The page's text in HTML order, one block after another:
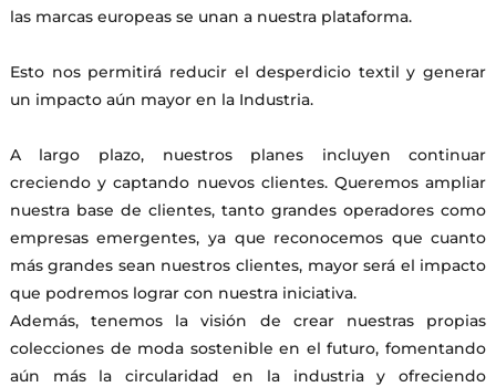
las marcas europeas se unan a nuestra plataforma.
Esto nos permitirá reducir el desperdicio textil y generar
un impacto aún mayor en la Industria.
A largo plazo, nuestros planes incluyen continuar
creciendo y captando nuevos clientes. Queremos ampliar
nuestra base de clientes, tanto grandes operadores como
empresas emergentes, ya que reconocemos que cuanto
más grandes sean nuestros clientes, mayor será el impacto
que podremos lograr con nuestra iniciativa.
Además, tenemos la visión de crear nuestras propias
colecciones de moda sostenible en el futuro, fomentando
aún más la circularidad en la industria y ofreciendo